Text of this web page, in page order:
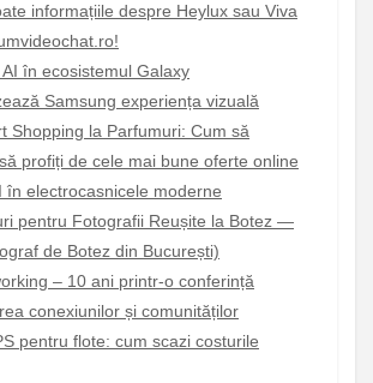
informațiile despre Heylux sau Viva
în ecosistemul Galaxy
Samsung experiența vizuală
Shopping la Parfumuri: Cum să
profiți de cele mai bune oferte online
în electrocasnicele moderne
pentru Fotografii Reușite la Botez —
de Botez din București)
– 10 ani printr-o conferință
conexiunilor și comunităților
pentru flote: cum scazi costurile